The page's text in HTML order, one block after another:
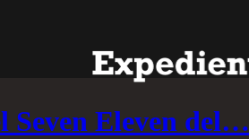
Seven Eleven del…